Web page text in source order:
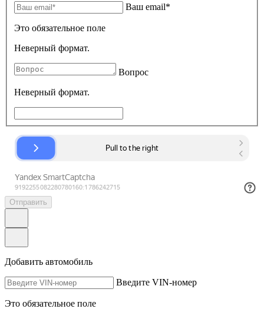
Ваш email*
Это обязательное поле
Неверный формат.
Вопрос
Неверный формат.
Отправить
Добавить автомобиль
Введите VIN-номер
Это обязательное поле